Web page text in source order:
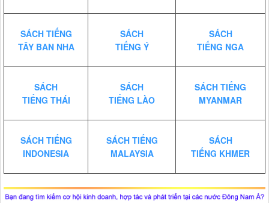
SÁCH TIẾNG
TÂY BAN NHA
SÁCH
TIẾNG Ý
SÁCH
TIẾNG NGA
SÁCH
TIẾNG THÁI
SÁCH
TIẾNG LÀO
SÁCH TIẾNG
MYANMAR
SÁCH TIẾNG
INDONESIA
SÁCH TIẾNG
MALAYSIA
SÁCH
TIẾNG KHMER